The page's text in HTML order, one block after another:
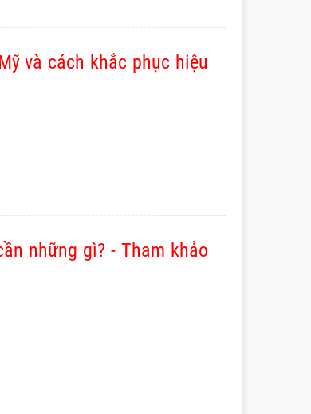
và cách khắc phục hiệu
những gì? - Tham khảo